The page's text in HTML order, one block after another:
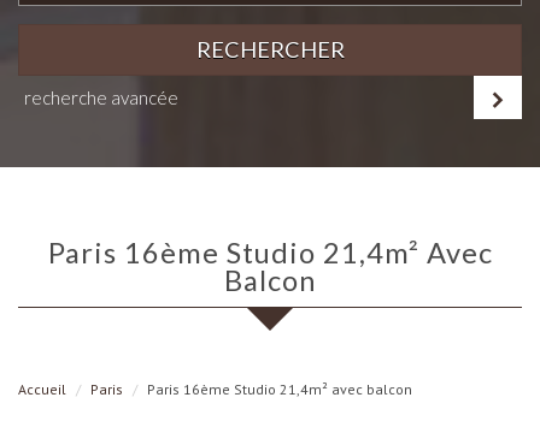
RECHERCHER
recherche avancée
Paris 16ème Studio 21,4m² Avec
Balcon
Accueil Paris Paris 16ème Studio 21,4m² avec balcon